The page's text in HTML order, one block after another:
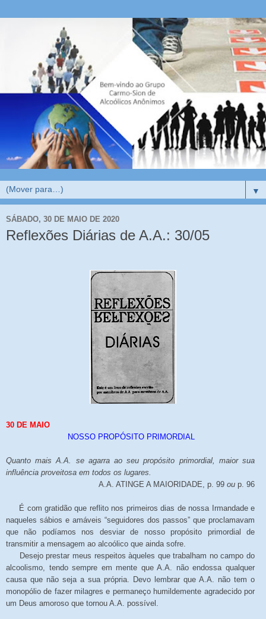
▼
SÁBADO, 30 DE MAIO DE 2020
Reflexões Diárias de A.A.: 30/05
30 DE MAIO
NOSSO PROPÓSITO PRIMORDIAL
Quanto mais A.A. se agarra ao seu propósito primordial, maior sua
influência proveitosa em todos os lugares.
A.A. ATINGE A MAIORIDADE, p. 99 oup. 96
É com gratidão que reflito nos primeiros dias de nossa Irmandade e
naqueles sábios e amáveis “seguidores dos passos” que proclamavam
que não podíamos nos desviar de nosso propósito primordial de
transmitir a mensagem ao alcoólico que ainda sofre.
Desejo prestar meus respeitos àqueles que trabalham no campo do
alcoolismo, tendo sempre em mente que A.A. não endossa qualquer
causa que não seja a sua própria. Devo lembrar que A.A. não tem o
monopólio de fazer milagres e permaneço humildemente agradecido por
um Deus amoroso que tornou A.A. possível.